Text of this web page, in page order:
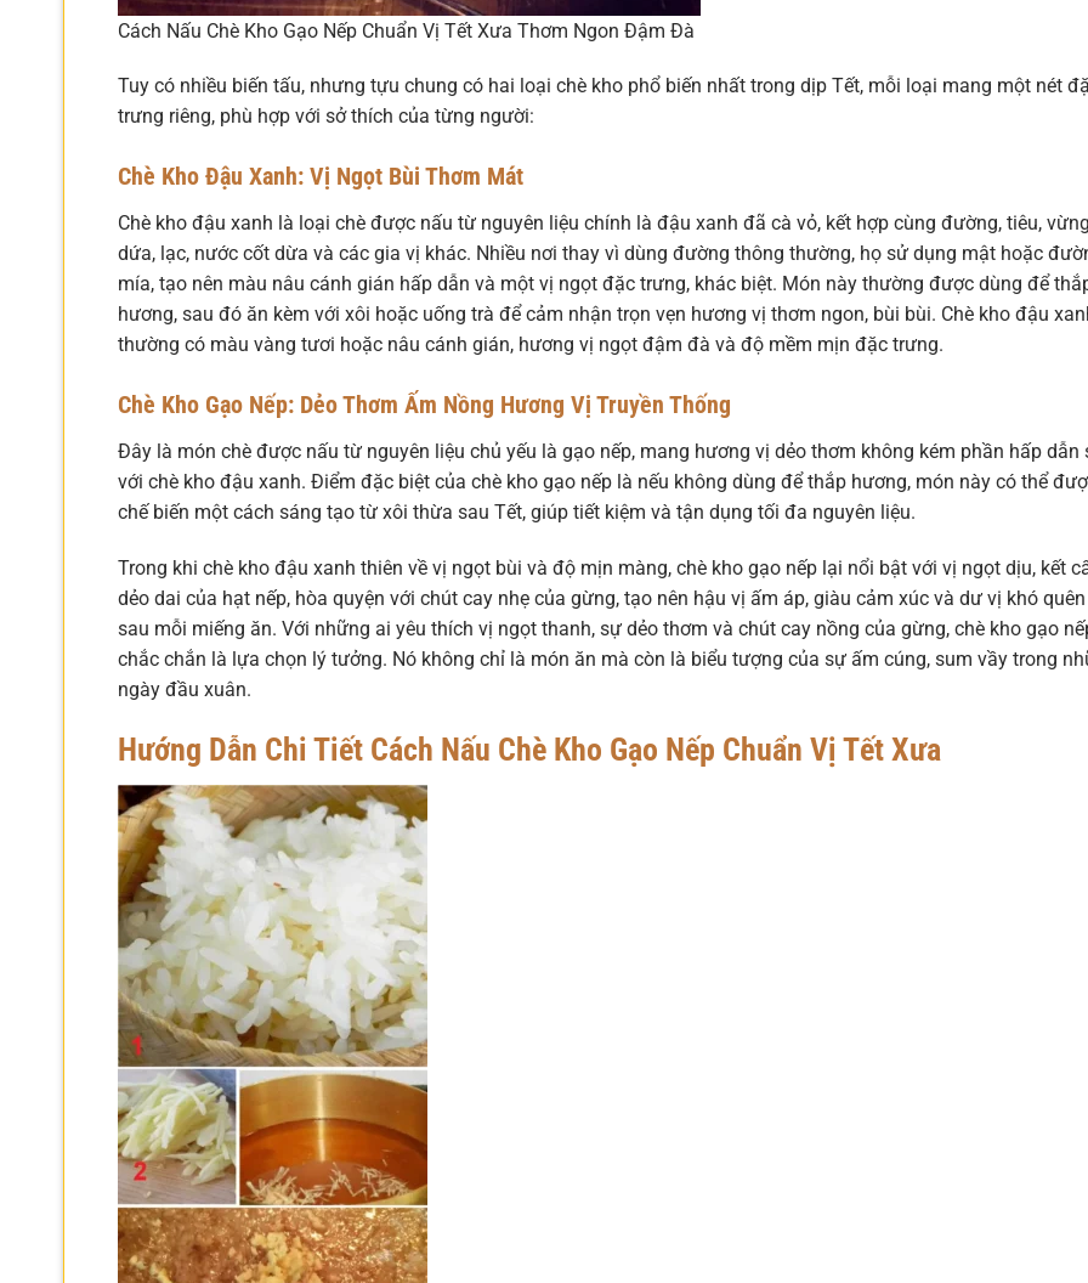
Cách Nấu Chè Kho Gạo Nếp Chuẩn Vị Tết Xưa Thơm Ngon Đậm Đà
Tuy có nhiều biến tấu, nhưng tựu chung có hai loại chè kho phổ biến nhất trong dịp Tết, mỗi loại mang một nét
trưng riêng, phù hợp với sở thích của từng người:
Chè Kho Đậu Xanh: Vị Ngọt Bùi Thơm Mát
Chè kho đậu xanh là loại chè được nấu từ nguyên liệu chính là đậu xanh đã cà vỏ, kết hợp cùng đường, tiêu,
dứa, lạc, nước cốt dừa và các gia vị khác. Nhiều nơi thay vì dùng đường thông thường, họ sử dụng mật hoặc
mía, tạo nên màu nâu cánh gián hấp dẫn và một vị ngọt đặc trưng, khác biệt. Món này thường được dùng để
hương, sau đó ăn kèm với xôi hoặc uống trà để cảm nhận trọn vẹn hương vị thơm ngon, bùi bùi. Chè kho đậu
thường có màu vàng tươi hoặc nâu cánh gián, hương vị ngọt đậm đà và độ mềm mịn đặc trưng.
Chè Kho Gạo Nếp: Dẻo Thơm Ấm Nồng Hương Vị Truyền Thống
Đây là món chè được nấu từ nguyên liệu chủ yếu là gạo nếp, mang hương vị dẻo thơm không kém phần hấp dẫn
với chè kho đậu xanh. Điểm đặc biệt của chè kho gạo nếp là nếu không dùng để thắp hương, món này có thể
chế biến một cách sáng tạo từ xôi thừa sau Tết, giúp tiết kiệm và tận dụng tối đa nguyên liệu.
Trong khi chè kho đậu xanh thiên về vị ngọt bùi và độ mịn màng, chè kho gạo nếp lại nổi bật với vị ngọt dịu, kết
dẻo dai của hạt nếp, hòa quyện với chút cay nhẹ của gừng, tạo nên hậu vị ấm áp, giàu cảm xúc và dư vị khó quên
sau mỗi miếng ăn. Với những ai yêu thích vị ngọt thanh, sự dẻo thơm và chút cay nồng của gừng, chè kho gạo
chắc chắn là lựa chọn lý tưởng. Nó không chỉ là món ăn mà còn là biểu tượng của sự ấm cúng, sum vầy trong
ngày đầu xuân.
Hướng Dẫn Chi Tiết Cách Nấu Chè Kho Gạo Nếp Chuẩn Vị Tết Xưa